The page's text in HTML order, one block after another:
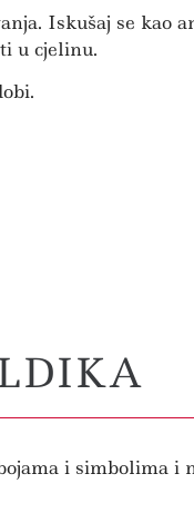
Iskušaj se kao
u cjelinu.
i simbolima i